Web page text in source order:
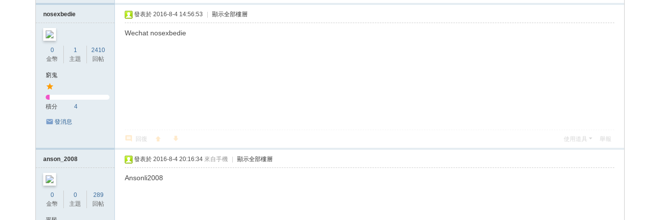
nosexbedie
0
金幣
1
主題
2410
回帖
窮鬼
積分 4
發消息
發表於 2016-8-4 14:56:53 顯示全部樓層
Wechat nosexbedie
回復 使用道具 舉報
anson_2008
0
金幣
0
主題
289
回帖
發表於 2016-8-4 20:16:34 來自手機 顯示全部樓層
Ansonli2008